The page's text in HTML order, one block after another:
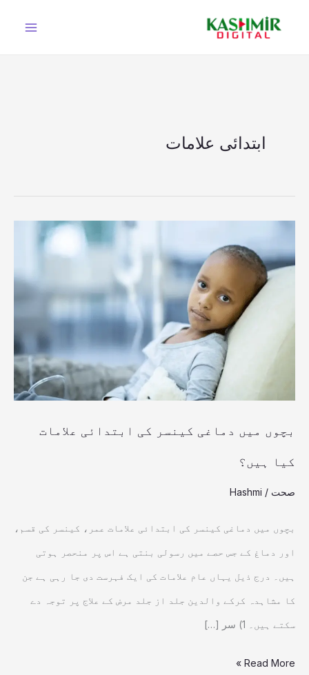
ابتدائی علامات
بچوں میں دماغی کینسر کی ابتدائی علامات
کیا ہیں؟
صحت /
Hashmi
بچوں میں دماغی کینسر کی ابتدائی علامات عمر، کینسر کی قسم،
اور دماغ کے جس حصے میں رسولی بنتی ہے اس پر منحصر ہوتی
ہیں۔ درج ذیل یہاں عام علامات کی ایک فہرست دی جا رہی ہے جن
کا مشاہدہ کرکے والدین جلد از جلد مرض کے علاج پر توجہ دے
سکتے ہیں۔ 1) سر […]
میں
دماغی
کیا
Read More »